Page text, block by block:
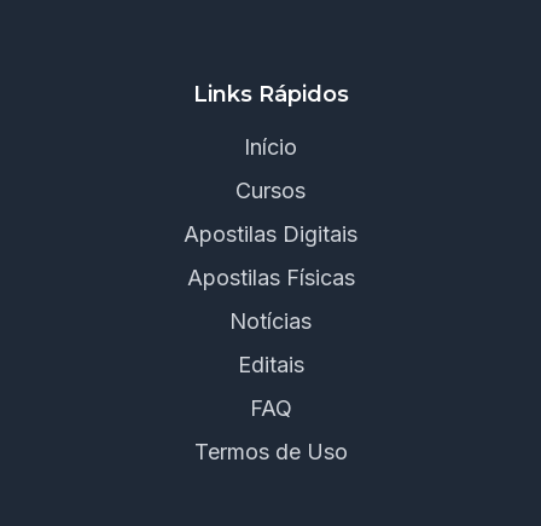
Links Rápidos
Início
Cursos
Apostilas Digitais
Apostilas Físicas
Notícias
Editais
FAQ
Termos de Uso